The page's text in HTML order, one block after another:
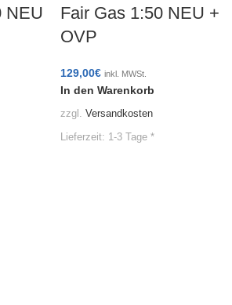
NEU
Fair Gas 1:50 NEU +
OVP
129,00€ inkl. MWSt.
In den Warenkorb
zzgl. Versandkosten
Lieferzeit: 1-3 Tage *